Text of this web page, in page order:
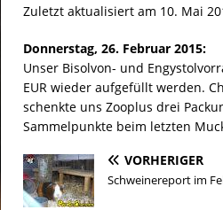
Zuletzt aktualisiert am 10. Mai
Donnerstag, 26. Februar 2015:
Unser Bisolvon- und
EUR wieder aufgefüllt werden.
schenkte uns Zooplus drei
Sammelpunkte beim letzten
VORHERIGER
Schweinereport im